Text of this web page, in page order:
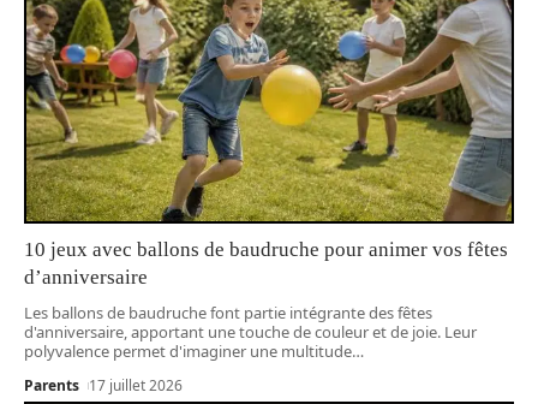
10 jeux avec ballons de baudruche pour animer vos fêtes
d’anniversaire
Les ballons de baudruche font partie intégrante des fêtes
d'anniversaire, apportant une touche de couleur et de joie. Leur
polyvalence permet d'imaginer une multitude…
Parents 17 juillet 2026